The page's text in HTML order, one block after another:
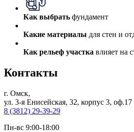
Как выбрать фундамент
Какие материалы для стен и
Как рельеф участка влияет на
Контакты
г. Омск,
ул. 3-я Енисейская, 32, корпус 3, оф.17
8 (3812) 29-39-29
Пн-вс 9:00-18:00